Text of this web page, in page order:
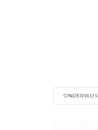
ONDERWIJS